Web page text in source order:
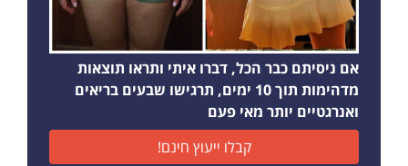
אם ניסיתם כבר הכל, דברו איתי ותראו תוצאות
מדהימות תוך 10 ימים, תרגישו שבעים בריאים
ואנרגטיים יותר מאי פעם
קבלו ייעוץ חינם!